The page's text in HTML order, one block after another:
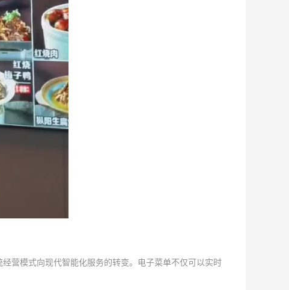
营模式向现代智能化服务的转变。电子菜单不仅可以实时